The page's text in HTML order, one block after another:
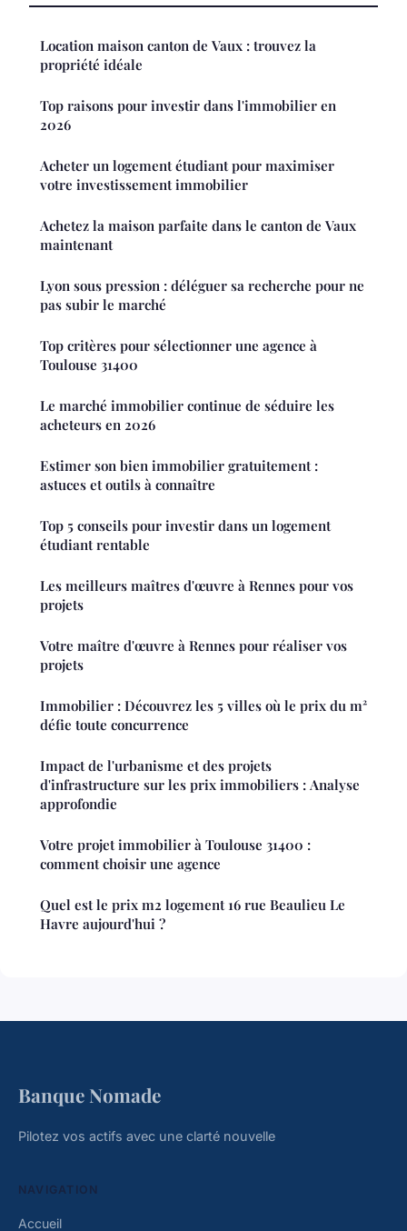
Location maison canton de Vaux : trouvez la
propriété idéale
Top raisons pour investir dans l'immobilier en
2026
Acheter un logement étudiant pour maximiser
votre investissement immobilier
Achetez la maison parfaite dans le canton de Vaux
maintenant
Lyon sous pression : déléguer sa recherche pour ne
pas subir le marché
Top critères pour sélectionner une agence à
Toulouse 31400
Le marché immobilier continue de séduire les
acheteurs en 2026
Estimer son bien immobilier gratuitement :
astuces et outils à connaître
Top 5 conseils pour investir dans un logement
étudiant rentable
Les meilleurs maîtres d'œuvre à Rennes pour vos
projets
Votre maître d'œuvre à Rennes pour réaliser vos
projets
Immobilier : Découvrez les 5 villes où le prix du m²
défie toute concurrence
Impact de l'urbanisme et des projets
d'infrastructure sur les prix immobiliers : Analyse
approfondie
Votre projet immobilier à Toulouse 31400 :
comment choisir une agence
Quel est le prix m2 logement 16 rue Beaulieu Le
Havre aujourd'hui ?
Banque Nomade
Pilotez vos actifs avec une clarté nouvelle
NAVIGATION
Accueil